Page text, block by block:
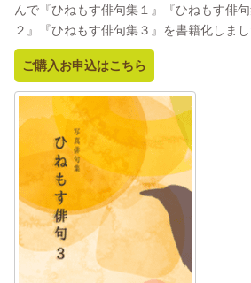
んで『ひねもす俳句集１』『ひねもす俳
２』『ひねもす俳句集３』を書籍化しまし
ご購入お申込はこちら